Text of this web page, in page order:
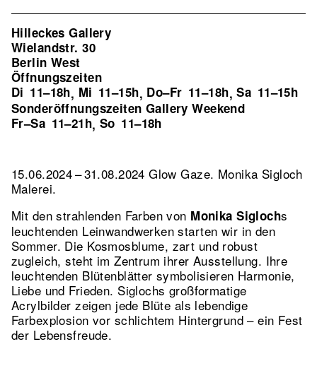
Hilleckes Gallery
Wielandstr. 30
Berlin West
Öffnungszeiten
Di 11–18h, Mi 11–15h, Do–Fr 11–18h,Sa 11–15h
Sonderöffnungszeiten Gallery Weekend
Fr–Sa 11–21h, So 11–18h
15.06.2024 – 31.08.2024 Glow Gaze. Monika Sigloch
Malerei.
Mit den strahlenden Farben von Monika Siglochs
leuchtenden Leinwandwerken starten wir in den
Sommer. Die Kosmosblume, zart und robust
zugleich, steht im Zentrum ihrer Ausstellung. Ihre
leuchtenden Blütenblätter symbolisieren Harmonie,
Liebe und Frieden. Siglochs großformatige
Acrylbilder zeigen jede Blüte als lebendige
Farbexplosion vor schlichtem Hintergrund – ein Fest
der Lebensfreude.